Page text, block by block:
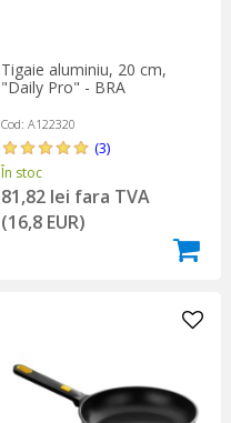
Tigaie aluminiu, 20 cm,
"Daily Pro" - BRA
Cod: A122320
(3)
În stoc
81,82 lei fara TVA
(16,8 EUR)